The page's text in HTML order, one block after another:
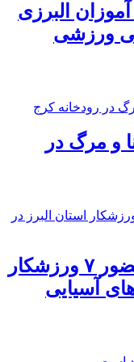
البرزی
ورزشی
و مرگ در
۲ مدال برنز نتیجه حضور ۷ ورزشکار
آسیایی